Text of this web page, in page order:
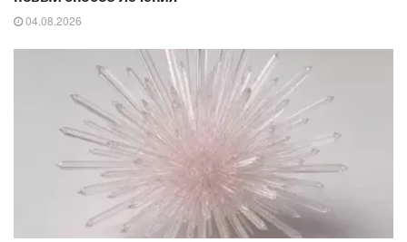
04.08.2026